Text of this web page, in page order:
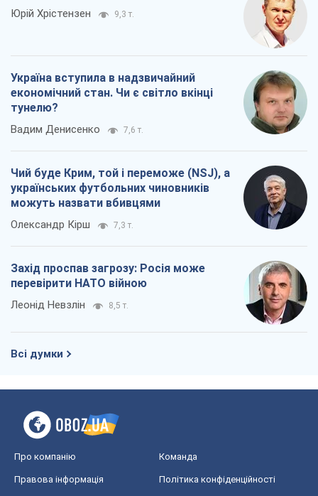
Юрій Хрістензен 9,3 т.
Україна вступила в надзвичайний
економічний стан. Чи є світло вкінці
тунелю?
Вадим Денисенко 7,6 т.
Чий буде Крим, той і переможе (NSJ), а
українських футбольних чиновників
можуть назвати вбивцями
Олександр Кірш 7,3 т.
Захід проспав загрозу: Росія може
перевірити НАТО війною
Леонід Невзлін 8,5 т.
Всі думки
Про компанію Команда
Правова інформація Політика конфіденційності